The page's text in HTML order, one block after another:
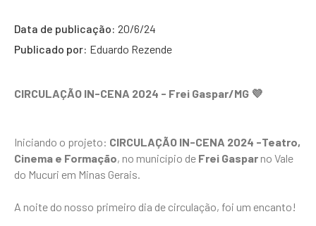
Data de publicação: 20/6/24
Publicado por: Eduardo Rezende
CIRCULAÇÃO IN-CENA 2024 - Frei Gaspar/MG 💜
Iniciando o projeto: CIRCULAÇÃO IN-CENA 2024 -Teatro,
Cinema e Formação, no município de Frei Gaspar no Vale
do Mucuri em Minas Gerais.
A noite do nosso primeiro dia de circulação, foi um encanto!